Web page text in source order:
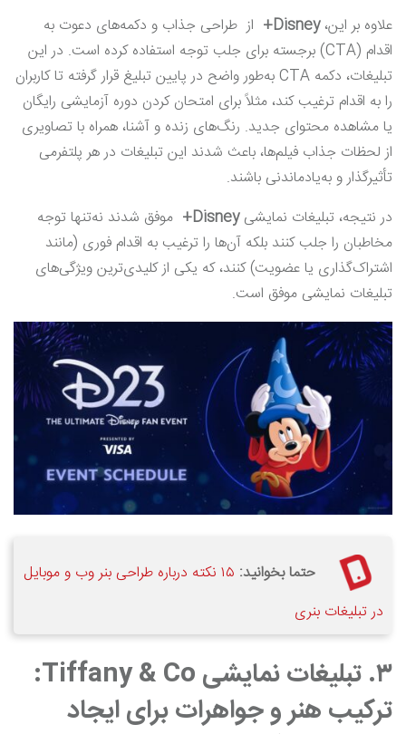
علاوه بر این،Disney+
از طراحی جذاب و دکمه‌های دعوت به
اقدام (CTA) برجسته برای جلب توجه استفاده کرده است. در این
تبلیغات، دکمه CTA به‌طور واضح در پایین تبلیغ قرار گرفته تا کاربران
را به اقدام ترغیب کند، مثلاً برای امتحان کردن دوره آزمایشی رایگان
یا مشاهده محتوای جدید. رنگ‌های زنده و آشنا، همراه با تصاویری
از لحظات جذاب فیلم‌ها، باعث شدند این تبلیغات در هر پلتفرمی
تأثیرگذار و به‌یادماندنی باشند.
در نتیجه، تبلیغات نمایشیDisney+
موفق شدند نه‌تنها توجه
مخاطبان را جلب کنند بلکه آن‌ها را ترغیب به اقدام فوری (مانند
اشتراک‌گذاری یا عضویت) کنند، که یکی از کلیدی‌ترین ویژگی‌های
تبلیغات نمایشی موفق است​.
حتما بخوانید:
۱۵ نکته درباره طراحی بنر وب و موبایل
در تبلیغات بنری
۳. تبلیغات نمایشی Tiffany & Co:
ترکیب هنر و جواهرات برای ایجاد